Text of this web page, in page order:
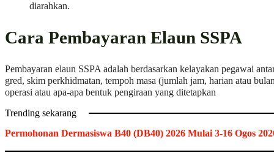
diarahkan.
Cara Pembayaran Elaun SSPA
Pembayaran elaun SSPA adalah berdasarkan kelayakan pegawai
gred, skim perkhidmatan, tempoh masa (jumlah jam, harian atau
operasi atau apa-apa bentuk pengiraan yang ditetapkan
Trending sekarang
Permohonan Dermasiswa B40 (DB40) 2026 Mulai 3-16 Ogos